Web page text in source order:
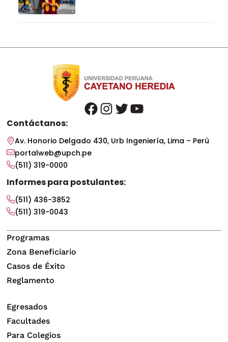
facebook instagram twitter youtube
Contáctanos:
Av. Honorio Delgado 430, Urb Ingeniería, Lima – Perú
portalweb@upch.pe
(511) 319-0000
Informes para postulantes:
(511) 436-3852
(511) 319-0043
Programas
Zona Beneficiario
Casos de Éxito
Reglamento
Egresados
Facultades
Para Colegios